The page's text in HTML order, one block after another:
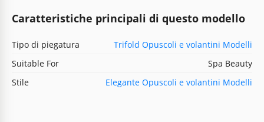
Caratteristiche principali di questo modello
Tipo di piegatura
Trifold Opuscoli e volantini Modelli
Suitable For
Spa Beauty
Stile
Elegante Opuscoli e volantini Modelli